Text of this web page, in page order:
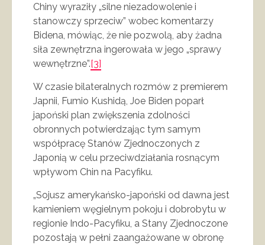
Chiny wyraziły „silne niezadowolenie i
stanowczy sprzeciw” wobec komentarzy
Bidena, mówiąc, że nie pozwolą, aby żadna
siła zewnętrzna ingerowała w jego „sprawy
wewnętrzne”.[3]
W czasie bilateralnych rozmów z premierem
Japnii, Fumio Kushidą, Joe Biden poparł
japoński plan zwiększenia zdolności
obronnych potwierdzając tym samym
współpracę Stanów Zjednoczonych z
Japonią w celu przeciwdziałania rosnącym
wpływom Chin na Pacyfiku.
„Sojusz amerykańsko-japoński od dawna jest
kamieniem węgielnym pokoju i dobrobytu w
regionie Indo-Pacyfiku, a Stany Zjednoczone
pozostają w pełni zaangażowane w obronę